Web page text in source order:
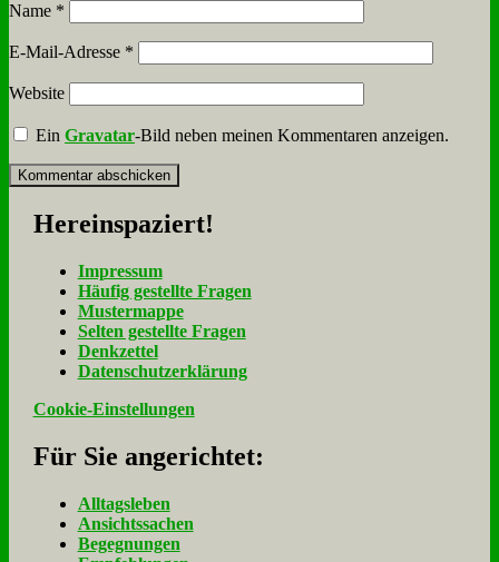
Name *
E-Mail-Adresse *
Website
EinGravatar-Bild neben meinen Kommentaren anzeigen.
Her­ein­spa­ziert!
Im­pres­sum
Häu­fig ge­stell­te Fra­gen
Mu­ster­map­pe
Sel­ten ge­stell­te Fra­gen
Denk­zet­tel
Da­ten­schutz­er­klä­rung
Cookie-Einstellungen
Für Sie an­ge­rich­tet:
Alltagsleben
Ansichtssachen
Begegnungen